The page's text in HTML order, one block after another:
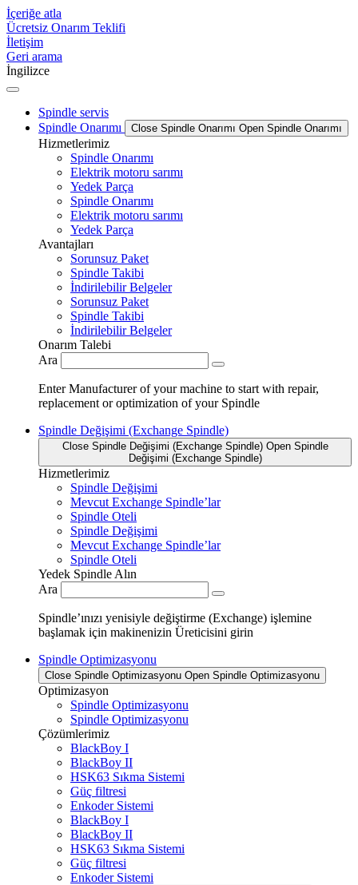
İçeriğe atla
Ücretsiz Onarım Teklifi
İletişim
Geri arama
İngilizce
Spindle servis
Spindle Onarımı
Close Spindle Onarımı Open Spindle Onarımı
Hizmetlerimiz
Spindle Onarımı
Elektrik motoru sarımı
Yedek Parça
Spindle Onarımı
Elektrik motoru sarımı
Yedek Parça
Avantajları
Sorunsuz Paket
Spindle Takibi
İndirilebilir Belgeler
Sorunsuz Paket
Spindle Takibi
İndirilebilir Belgeler
Onarım Talebi
Ara
Enter Manufacturer of your machine to start with repair,
replacement or optimization of your Spindle
Spindle Değişimi (Exchange Spindle)
Close Spindle Değişimi (Exchange Spindle) Open Spindle
Değişimi (Exchange Spindle)
Hizmetlerimiz
Spindle Değişimi
Mevcut Exchange Spindle’lar
Spindle Oteli
Spindle Değişimi
Mevcut Exchange Spindle’lar
Spindle Oteli
Yedek Spindle Alın
Ara
Spindle’ınızı yenisiyle değiştirme (Exchange) işlemine
başlamak için makinenizin Üreticisini girin
Spindle Optimizasyonu
Close Spindle Optimizasyonu Open Spindle Optimizasyonu
Optimizasyon
Spindle Optimizasyonu
Spindle Optimizasyonu
Çözümlerimiz
BlackBoy I
BlackBoy II
HSK63 Sıkma Sistemi
Güç filtresi
Enkoder Sistemi
BlackBoy I
BlackBoy II
HSK63 Sıkma Sistemi
Güç filtresi
Enkoder Sistemi